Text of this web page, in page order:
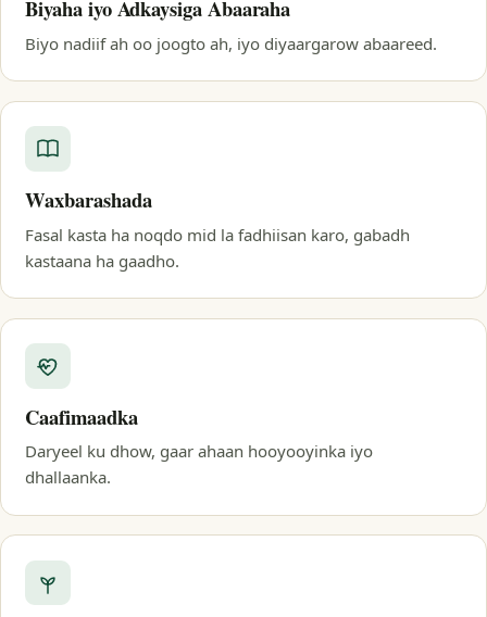
Biyaha iyo Adkaysiga Abaaraha
Biyo nadiif ah oo joogto ah, iyo diyaargarow abaareed.
Waxbarashada
Fasal kasta ha noqdo mid la fadhiisan karo, gabadh
kastaana ha gaadho.
Caafimaadka
Daryeel ku dhow, gaar ahaan hooyooyinka iyo
dhallaanka.